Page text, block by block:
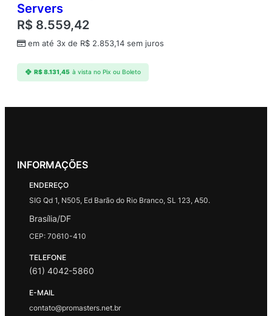
Servers
R$ 8.559,42
em até 3x de R$ 2.853,14 sem juros
R$8.131,45 à vista no Pix ou Boleto
INFORMAÇÕES
ENDEREÇO
SIG Qd 1, N505, Ed Barão do Rio Branco, SL 123, A50.
Brasília/DF
CEP: 70610-410
TELEFONE
(61) 4042-5860
E-MAIL
contato@promasters.net.br